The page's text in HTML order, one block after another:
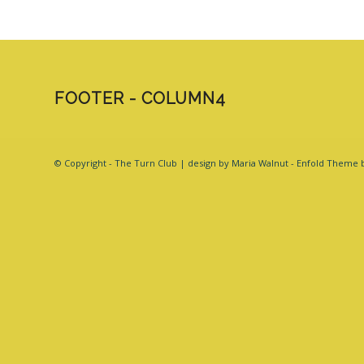
FOOTER - COLUMN4
© Copyright - The Turn Club | design by Maria Walnut - Enfold Theme